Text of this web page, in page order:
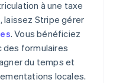
à une taxe
laissez Stripe gérer
. Vous bénéficiez
des formulaires
du temps et
locales.